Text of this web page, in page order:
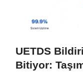
UETDS
Bitiyor: